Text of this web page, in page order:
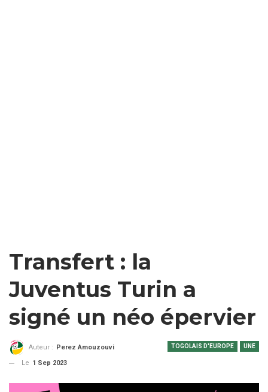
Transfert : la
Juventus Turin a
signé un néo épervier
TOGOLAIS D'EUROPE UNE
Auteur :
Perez Amouzouvi
Le 1 Sep 2023